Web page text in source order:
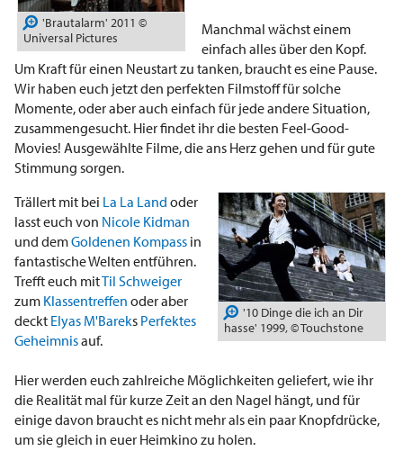
'Brautalarm' 2011 ©
Universal Pictures
Manchmal wächst einem
einfach alles über den Kopf.
Um Kraft für einen Neustart zu tanken, braucht es eine Pause.
Wir haben euch jetzt den perfekten Filmstoff für solche
Momente, oder aber auch einfach für jede andere Situation,
zusammengesucht. Hier findet ihr die besten Feel-Good-
Movies! Ausgewählte Filme, die ans Herz gehen und für gute
Stimmung sorgen.
'10 Dinge die ich an Dir
hasse' 1999, © Touchstone
Trällert mit bei La La Land oder
lasst euch von Nicole Kidman
und demGoldenen Kompass in
fantastische Welten entführen.
Trefft euch mitTil Schweiger
zum Klassentreffen oder aber
deckt Elyas M'Bareks Perfektes
Geheimnisauf.
Hier werden euch zahlreiche Möglichkeiten geliefert, wie ihr
die Realität mal für kurze Zeit an den Nagel hängt, und für
einige davon braucht es nicht mehr als ein paar Knopfdrücke,
um sie gleich in euer Heimkino zu holen.